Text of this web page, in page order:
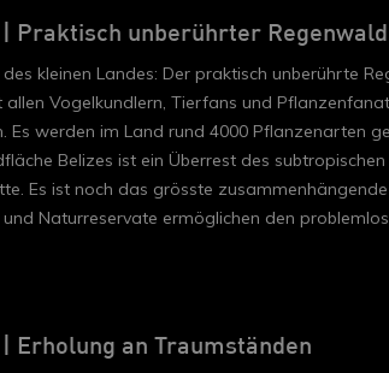
| Praktisch unberührter Regenwald
kleinen Landes: Der praktisch unberührte
Vogelkundlern, Tierfans und
Es werden im Land rund 4000 Pflanzenarten
Belizes ist ein Überrest des
Es ist noch das grösste
Naturreservate ermöglichen den
| Erholung an Traumständen